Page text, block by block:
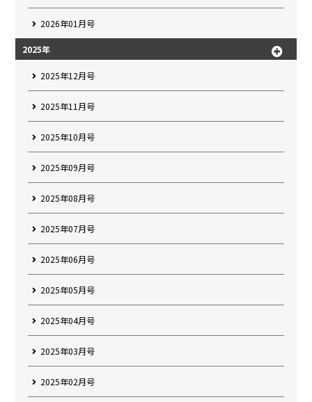
2026年01月号
2025年
2025年12月号
2025年11月号
2025年10月号
2025年09月号
2025年08月号
2025年07月号
2025年06月号
2025年05月号
2025年04月号
2025年03月号
2025年02月号